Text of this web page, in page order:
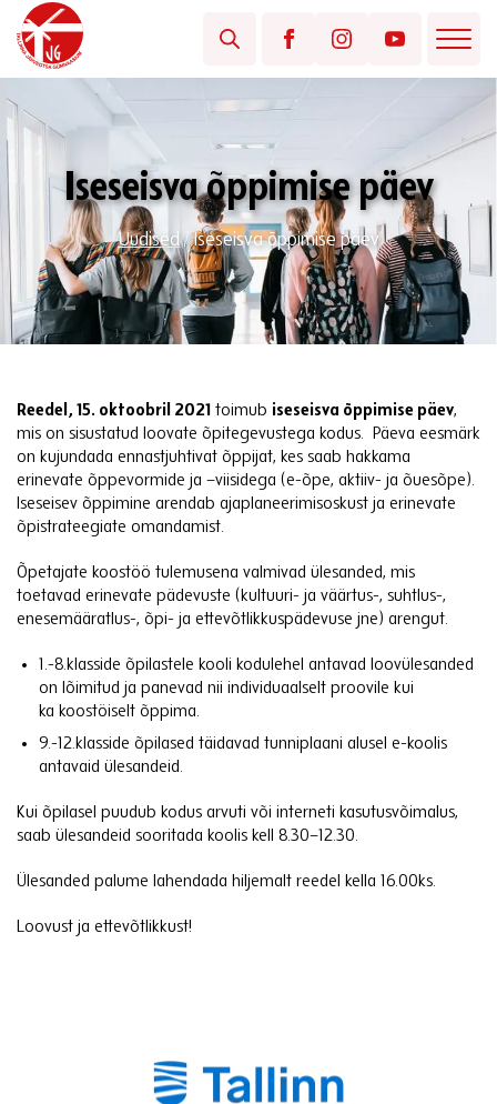
Iseseisva õppimise päev
Uudised/Iseseisva õppimise päev
Reedel, 15. oktoobril 2021 toimub iseseisva õppimise päev,
mis on sisustatud loovate õpitegevustega kodus. Päeva eesmärk
on kujundada ennastjuhtivat õppijat, kes saab hakkama
erinevate õppevormide ja –viisidega (e-õpe, aktiiv- ja õuesõpe).
Iseseisev õppimine arendab ajaplaneerimisoskust ja erinevate
õpistrateegiate omandamist.
Õpetajate koostöö tulemusena valmivad ülesanded, mis
toetavad erinevate pädevuste (kultuuri- ja väärtus-, suhtlus-,
enesemääratlus-, õpi- ja ettevõtlikkuspädevuse jne) arengut.
1.-8.klasside õpilastele kooli kodulehel antavad loovülesanded
on lõimitud ja panevad nii individuaalselt proovile kui
ka koostöiselt õppima.
9.-12.klasside õpilased täidavad tunniplaani alusel e-koolis
antavaid ülesandeid.
Kui õpilasel puudub kodus arvuti või interneti kasutusvõimalus,
saab ülesandeid sooritada koolis kell 8.30–12.30.
Ülesanded palume lahendada hiljemalt reedel kella 16.00ks.
Loovust ja ettevõtlikkust!